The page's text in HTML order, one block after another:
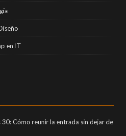
en IT
Cómo reunir la entrada sin dejar de